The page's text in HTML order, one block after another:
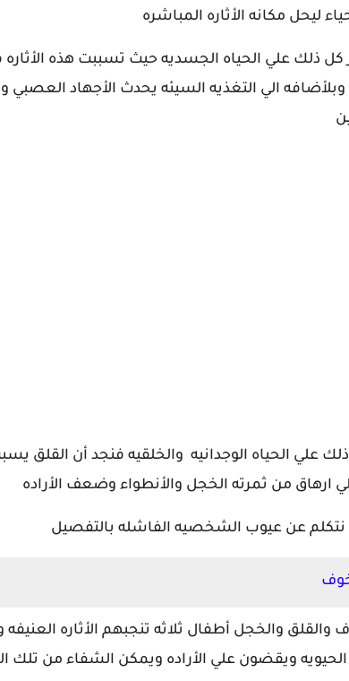
ليحل مكانه الأثاره المباشره
كل ذلك علي الحياه الجسديه حيث تسببت هذه
وبلأضافه الي التغذيه السيئه يحدث الأجهاد
ذلك علي الحياه الوجدانيه والخلقيه فنجد أن القلق
ارهاق من ثمرته الخجل والأنطواء وضعف الأراده
عن عيوب الشخصيه الفاشله بالتفصيل
والقلق والخجل أطفال ثلاثه تنجبهم الأثاره العنيفه
ويقضون علي الأراده ويمكن الشفاء من تلك